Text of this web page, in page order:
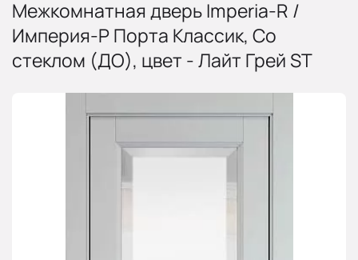
Межкомнатная дверь Imperia-R /
Империя-Р Порта Классик, Со
стеклом (ДО), цвет - Лайт Грей ST